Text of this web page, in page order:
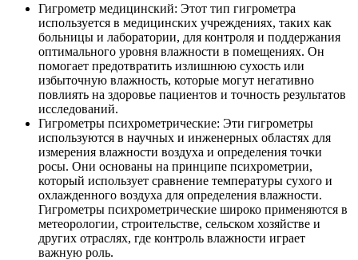
Гигрометр медицинский: Этот тип гигрометра
используется в медицинских учреждениях, таких как
больницы и лаборатории, для контроля и поддержания
оптимального уровня влажности в помещениях. Он
помогает предотвратить излишнюю сухость или
избыточную влажность, которые могут негативно
повлиять на здоровье пациентов и точность результатов
исследований.
Гигрометры психрометрические: Эти гигрометры
используются в научных и инженерных областях для
измерения влажности воздуха и определения точки
росы. Они основаны на принципе психрометрии,
который использует сравнение температуры сухого и
охлажденного воздуха для определения влажности.
Гигрометры психрометрические широко применяются в
метеорологии, строительстве, сельском хозяйстве и
других отраслях, где контроль влажности играет
важную роль.